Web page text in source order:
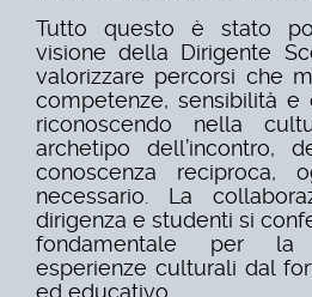
Tutto questo è stato
visione della Dirigente
valorizzare percorsi che
competenze, sensibilità e
riconoscendo nella
archetipo dell’incontro,
conoscenza
necessario. La
dirigenza e studenti si
fondamentale per la
esperienze culturali dal